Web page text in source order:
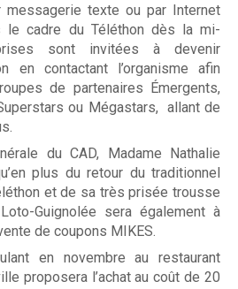
LA GUIGNOLÉE
texte ou par Internet
le cadre du Téléthon dès la mi-
sont invitées à devenir
en contactant l’organisme afin
de partenaires Émergents,
ou Mégastars, allant de
du CAD, Madame Nathalie
plus du retour du traditionnel
et de sa très prisée trousse
Guignolée sera également à
de coupons MIKES.
en novembre au restaurant
proposera l’achat au coût de 20